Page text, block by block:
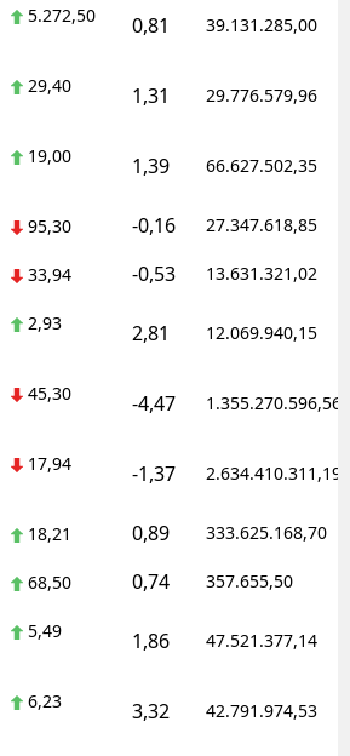
5.272,50 0,81 39.131.285,00
29,40 1,31 29.776.579,96
19,00 1,39 66.627.502,35
95,30 -0,16 27.347.618,85
33,94 -0,53 13.631.321,02
2,93 2,81 12.069.940,15
45,30 -4,47 1.355.270.596,56
17,94 -1,37 2.634.410.311,19
18,21 0,89 333.625.168,70
68,50 0,74 357.655,50
5,49 1,86 47.521.377,14
6,23 3,32 42.791.974,53